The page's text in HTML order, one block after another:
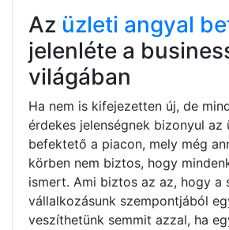
Az üzleti angyal
jelenléte a
világában
Ha nem is kifejezetten új, de
érdekes jelenségnek bizonyul az
befektető a piacon, mely még
körben nem biztos, hogy
ismert. Ami biztos az az, hogy a
vállalkozásunk szempontjából
veszíthetünk semmit azzal, ha